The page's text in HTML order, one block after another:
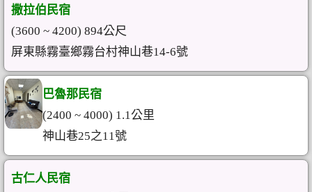
撒拉伯民宿
(3600 ~ 4200) 894公尺
屏東縣霧臺鄉霧台村神山巷14-6號
巴魯那民宿
(2400 ~ 4000) 1.1公里
神山巷25之11號
古仁人民宿